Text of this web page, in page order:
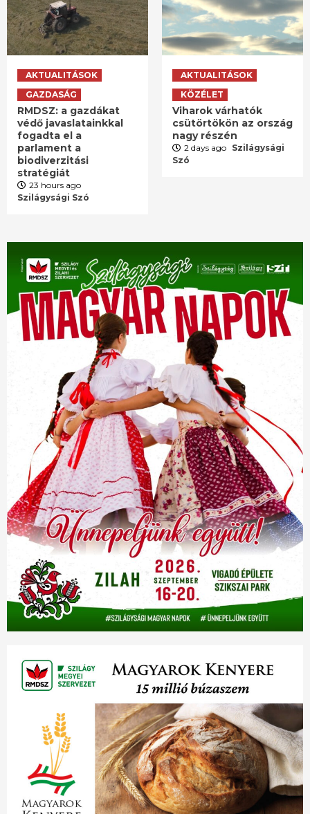
AKTUALITÁSOK
GAZDASÁG
RMDSZ: a gazdákat
védő javaslatainkkal
fogadta el a
parlament a
biodiverzitási
stratégiát
23 hours ago
Szilágysági Szó
AKTUALITÁSOK
KÖZÉLET
Viharok várhatók
csütörtökön az ország
nagy részén
2 days ago Szilágysági
Szó